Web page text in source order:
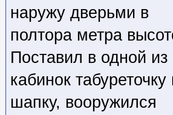
наружу дверьми в
полтора метра
Поставил в одной из
кабинок
шапку, вооружился